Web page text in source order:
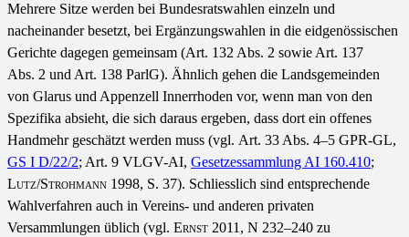
Mehrere Sitze werden bei Bundesratswahlen einzeln und
nacheinander besetzt, bei Ergänzungswahlen in die eidgenössischen
Gerichte dagegen gemeinsam (Art. 132 Abs. 2 sowie Art. 137
Abs. 2 und Art. 138 ParlG). Ähnlich gehen die Landsgemeinden
von Glarus und Appenzell Innerrhoden vor, wenn man von den
Spezifika absieht, die sich daraus ergeben, dass dort ein offenes
Handmehr geschätzt werden muss (vgl. Art. 33 Abs. 4–5 GPR-GL,
GS I D/22/2; Art. 9 VLGV-AI, Gesetzessammlung AI 160.410;
Lutz/Strohmann 1998, S. 37). Schliesslich sind entsprechende
Wahlverfahren auch in Vereins- und anderen privaten
Versammlungen üblich (vgl. Ernst 2011, N 232–240 zu